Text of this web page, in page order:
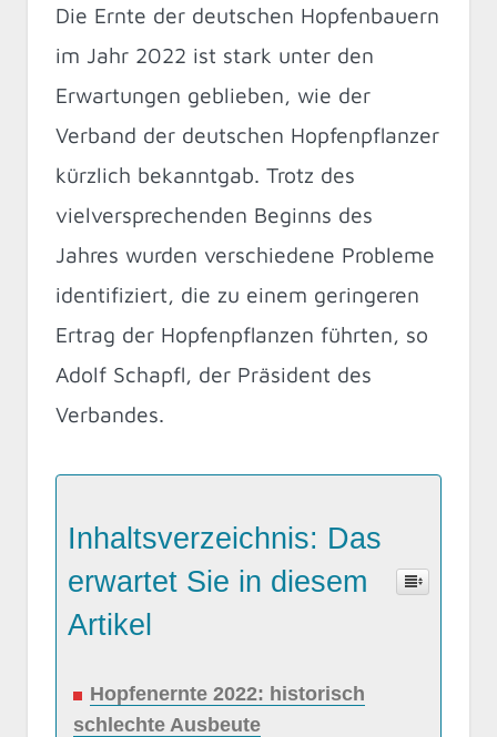
Die Ernte der deutschen Hopfenbauern
im Jahr 2022 ist stark unter den
Erwartungen geblieben, wie der
Verband der deutschen Hopfenpflanzer
kürzlich bekanntgab. Trotz des
vielversprechenden Beginns des
Jahres wurden verschiedene Probleme
identifiziert, die zu einem geringeren
Ertrag der Hopfenpflanzen führten, so
Adolf Schapfl, der Präsident des
Verbandes.
Inhaltsverzeichnis: Das
erwartet Sie in diesem
Artikel
Hopfenernte 2022: historisch
schlechte Ausbeute